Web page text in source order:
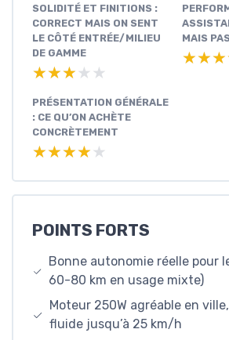
SOLIDITÉ ET FINITIONS :
CORRECT MAIS ON SENT
LE CÔTÉ ENTRÉE/MILIEU
DE GAMME
★★★★★
★★★★★
MAIS
PRÉSENTATION GÉNÉRALE
: CE QU’ON ACHÈTE
CONCRÈTEMENT
★★★★★
★★★★★
POINTS FORTS
Bonne autonomie réelle pour
60-80 km en usage mixte)
Moteur 250W agréable en
fluide jusqu’à 25 km/h